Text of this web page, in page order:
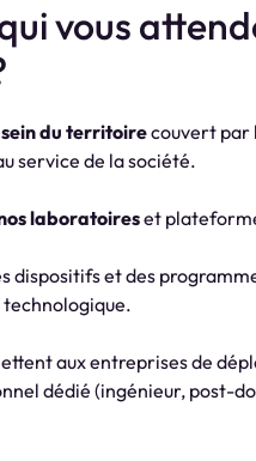
vous
sein du territoirecouvert par
service de la société.
laboratoireset
dispositifs et des
aux entreprises de
dédié (ingénieur, post-